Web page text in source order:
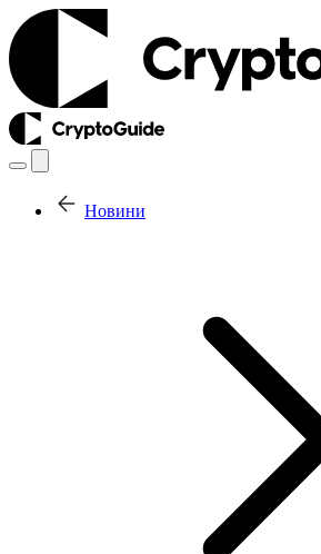
Новини